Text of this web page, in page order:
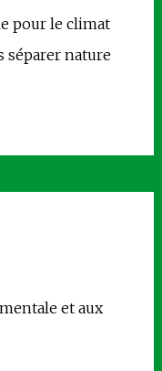
pour le climat
séparer nature
et aux